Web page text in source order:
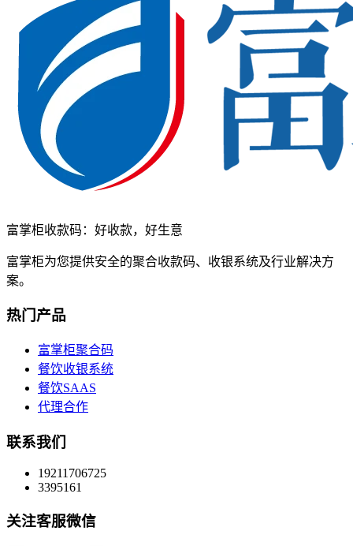
富掌柜收款码：好收款，好生意
富掌柜为您提供安全的聚合收款码、收银系统及行业解决方
案。
热门产品
富掌柜聚合码
餐饮收银系统
餐饮SAAS
代理合作
联系我们
19211706725
3395161
关注客服微信